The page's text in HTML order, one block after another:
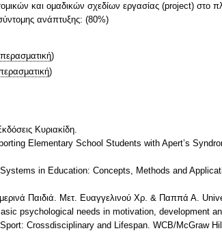
και ομαδικών σχεδίων εργασίας (project) στο
ανάπτυξης: (80%)
)
)
Κυριακίδη.
Elementary School Students with Apert’s
in Education: Concepts, Methods and
Παιδιά. Μετ. Ευαγγελινού Χρ. & Παππά Α.
psychological needs in motivation, development
Crossdisciplinary and Lifespan. WCB/McGraw